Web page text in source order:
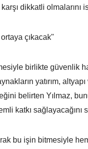
dikkatli olmalarını
çıkacak"
birlikte güvenlik
yatırım,
belirten Yılmaz,
katkı sağlayacağını
bu işin bitmesiyle